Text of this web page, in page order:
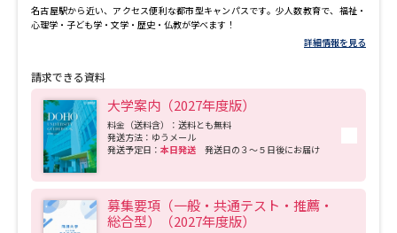
大学入学共通テスト「受験上の
高等学校卒業程度認定試験
幼稚園教員資格認定試験
高等学校（情報）教員資格認定
大学研究 大学検索
名古屋駅から近い、アクセス便利な都市型キャンパスです。少人数教育で、福祉・
心理学・子ども学・文学・歴史・仏教が学べます！
詳細情報を見る
請求できる資料
大学案内（2027年度版）
料金（送料含）：送料とも無料
発送方法：ゆうメール
発送予定日： 本日発送 発送日の３～５日後にお届け
募集要項（一般・共通テスト・推薦・
総合型）（2027年度版）